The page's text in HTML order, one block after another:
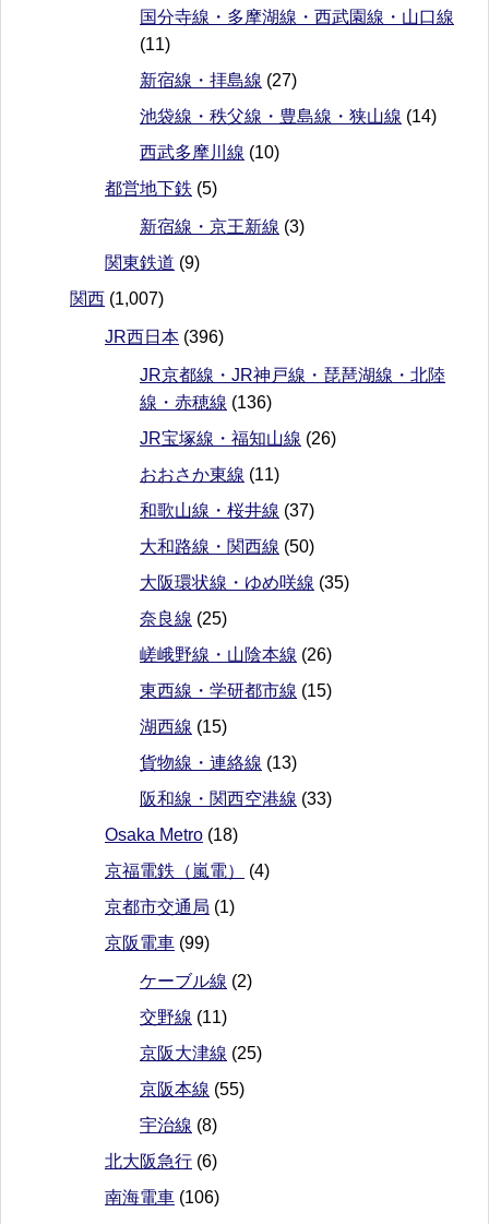
国分寺線・多摩湖線・西武園線・山口線
(11)
新宿線・拝島線 (27)
池袋線・秩父線・豊島線・狭山線 (14)
西武多摩川線 (10)
都営地下鉄 (5)
新宿線・京王新線 (3)
関東鉄道 (9)
関西 (1,007)
JR西日本 (396)
JR京都線・JR神戸線・琵琶湖線・北陸
線・赤穂線 (136)
JR宝塚線・福知山線 (26)
おおさか東線 (11)
和歌山線・桜井線 (37)
大和路線・関西線 (50)
大阪環状線・ゆめ咲線 (35)
奈良線 (25)
嵯峨野線・山陰本線 (26)
東西線・学研都市線 (15)
湖西線 (15)
貨物線・連絡線 (13)
阪和線・関西空港線 (33)
Osaka Metro (18)
京福電鉄（嵐電）
(4)
京都市交通局 (1)
京阪電車 (99)
ケーブル線 (2)
交野線 (11)
京阪大津線 (25)
京阪本線 (55)
宇治線 (8)
北大阪急行 (6)
南海電車 (106)